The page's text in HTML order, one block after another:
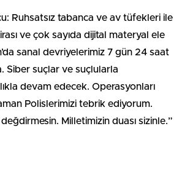
Ruhsatsız tabanca ve av tüfekleri ile
ve çok sayıda dijital materyal ele
sanal devriyelerimiz 7 gün 24 saat
Siber suçlar ve suçlularla
devam edecek. Operasyonları
Polislerimizi tebrik ediyorum.
Milletimizin duası sizinle.”